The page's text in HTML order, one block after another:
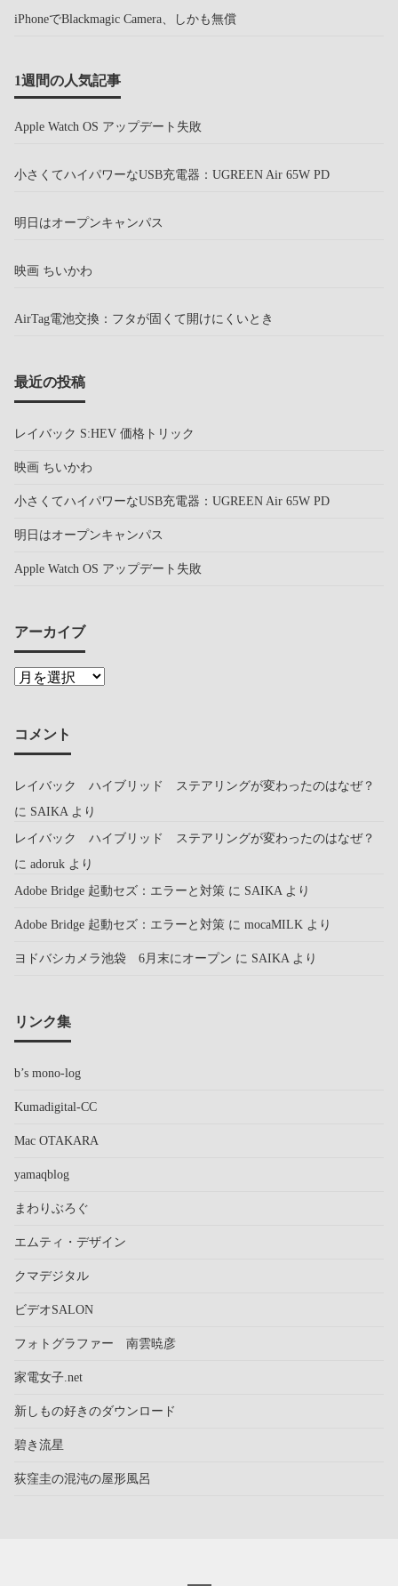
iPhoneでBlackmagic Camera、しかも無償
1週間の人気記事
Apple Watch OS アップデート失敗
小さくてハイパワーなUSB充電器：UGREEN Air 65W PD
明日はオープンキャンパス
映画 ちいかわ
AirTag電池交換：フタが固くて開けにくいとき
最近の投稿
レイバック S:HEV 価格トリック
映画 ちいかわ
小さくてハイパワーなUSB充電器：UGREEN Air 65W PD
明日はオープンキャンパス
Apple Watch OS アップデート失敗
アーカイブ
コメント
レイバック ハイブリッド ステアリングが変わったのはなぜ？
に SAIKA より
レイバック ハイブリッド ステアリングが変わったのはなぜ？
に adoruk より
Adobe Bridge 起動セズ：エラーと対策 に SAIKA より
Adobe Bridge 起動セズ：エラーと対策 に mocaMILK より
ヨドバシカメラ池袋 6月末にオープン に SAIKA より
リンク集
b’s mono-log
Kumadigital-CC
Mac OTAKARA
yamaqblog
まわりぶろぐ
エムティ・デザイン
クマデジタル
ビデオSALON
フォトグラファー 南雲暁彦
家電女子.net
新しもの好きのダウンロード
碧き流星
荻窪圭の混沌の屋形風呂